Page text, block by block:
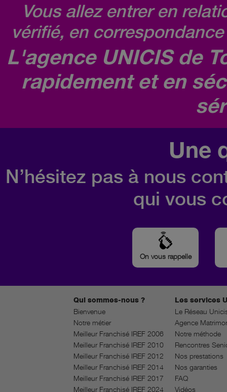
Vous allez entrer en
vérifié, en
L'agence UNICIS de
rapidement et en
Une
N’hésitez pas à nous
qui vous
On vous rappelle
Qui sommes-nous ?
Bienvenue
Notre métier
Meilleur Franchisé IREF 2006
Meilleur Franchisé IREF 2010
Meilleur Franchisé IREF 2012
Meilleur Franchisé IREF 2014
Meilleur Franchisé IREF 2017
Meilleur Franchisé IREF 2024
Les services
Le Réseau
Agence
Notre méthode
Rencontres
Nos prestations
Nos garanties
FAQ
Vidéos